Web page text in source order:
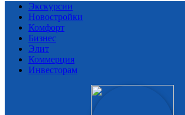
Экскурсии
Новостройки
Комфорт
Бизнес
Элит
Коммерция
Инвесторам